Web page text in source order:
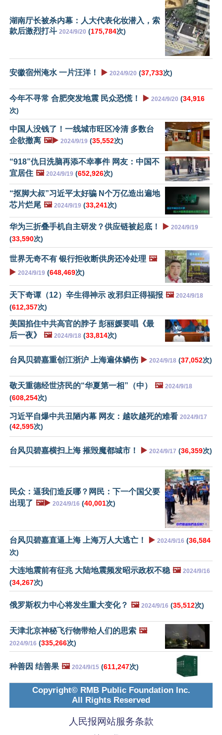
湖南厅长被杀内幕：人大代表化妆潜入，索
款后激烈打斗 2024/9/20 (175,784次)
安徽宿州淹水 一片汪洋！ ▶️ 2024/9/20 (37,733次)
今年不寻常 合肥突发地震 民众恐慌！ ▶️ 2024/9/20 (34,916
次)
中国人没钱了！一线城市旺区冷清 多数台
企欲撤离 🖼️▶️ 2024/9/19 (35,552次)
“918”仇日洗脑再添不幸事件 网友：中国不
宜居住 🖼️ 2024/9/19 (652,926次)
“抠脚大叔”习近平太好骗 N个万亿造出遍地
芯片烂尾 🖼️ 2024/9/19 (33,241次)
华为三折叠手机自主研发？供应链被起底！ ▶️ 2024/9/19
(33,590次)
世界无奇不有 银行拒收断供房还冷处理 🖼️
▶️ 2024/9/19 (648,469次)
天下奇谭（12）辛生得神示 改邪归正得福报 🖼️ 2024/9/18
(612,357次)
美国掐住中共高官的脖子 彭丽媛要唱《最
后一夜》
🖼️ 2024/9/18 (33,814次)
台风贝碧嘉重创江浙沪 上海遍体鳞伤 ▶️ 2024/9/18 (37,052次)
敬天重德经世济民的“华夏第一相”（中） 🖼️ 2024/9/18
(608,254次)
习近平自爆中共丑陋内幕 网友：越吹越死的难看 2024/9/17
(42,595次)
台风贝碧嘉横扫上海 摧毁魔都城市！ ▶️ 2024/9/17 (36,359次)
民众：逼我们造反哪？网民：下一个国父要
出现了 🖼️▶️ 2024/9/16 (40,001次)
台风贝碧嘉直逼上海 上海万人大逃亡！ ▶️ 2024/9/16 (36,584
次)
大连地震前有征兆 大陆地震频发昭示政权不稳 🖼️ 2024/9/16
(34,267次)
俄罗斯权力中心将发生重大变化？ 🖼️ 2024/9/16 (35,512次)
天津北京神秘飞行物带给人们的思索 🖼️
2024/9/16 (335,266次)
种善因 结善果 🖼️ 2024/9/15 (611,247次)
Copyright© RMB Public Foundation Inc.
All Rights Reserved
人民报网站服务条款